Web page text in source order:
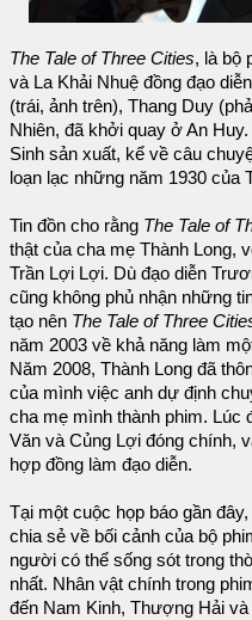
The Tale of Three Cities, là bộ
và La Khải Nhuệ đồng đạo
(trái, ảnh trên), Thang Duy
Nhiên, đã khởi quay ở An
Sinh sản xuất, kể về câu
loạn lạc những năm 1930 của
Tin đồn cho rằng The Tale of
thật của cha mẹ Thành Long,
Trần Lợi Lợi. Dù đạo diễn
cũng không phủ nhận những
tạo nên The Tale of Three
năm 2003 về khả năng làm
Năm 2008, Thành Long đã
của mình việc anh dự định
cha mẹ mình thành phim. Lúc
Văn và Củng Lợi đóng chính,
hợp đồng làm đạo diễn.
Tại một cuộc họp báo gần
chia sẻ về bối cảnh của bộ
người có thể sống sót trong
nhất. Nhân vật chính trong
đến Nam Kinh, Thượng Hải